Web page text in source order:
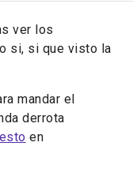
ver los
si, si que visto la
mandar el
derrota
en